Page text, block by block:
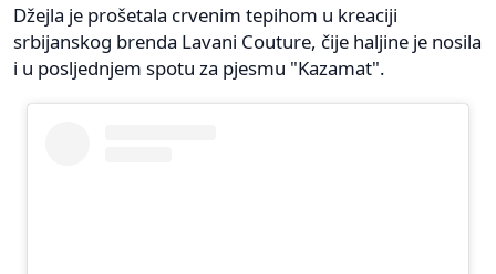
Džejla je prošetala crvenim tepihom u kreaciji
srbijanskog brenda Lavani Couture, čije haljine je nosila
i u posljednjem spotu za pjesmu "Kazamat".